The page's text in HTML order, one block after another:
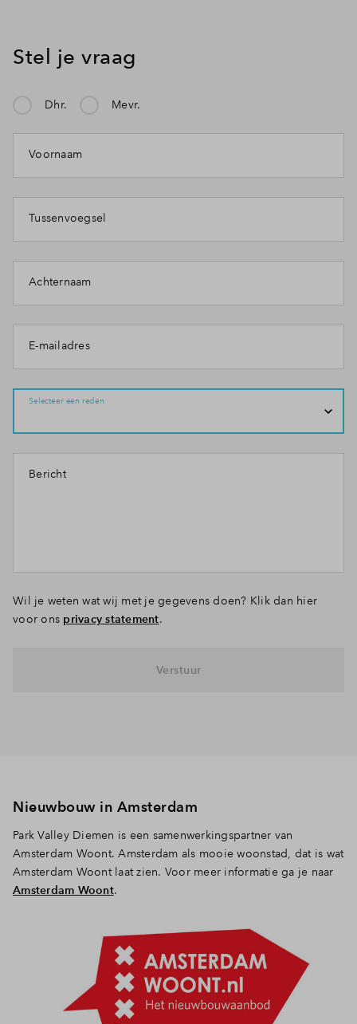
Stel je vraag
Dhr. Mevr.
Voornaam
Tussenvoegsel
Achternaam
E-mailadres
Selecteer een reden
Mijn klacht gaat over:
Bericht
Wil je weten wat wij met je gegevens doen? Klik dan hier
voor ons privacy statement.
Verstuur
Nieuwbouw in Amsterdam
Park Valley Diemen is een samenwerkingspartner van
Amsterdam Woont. Amsterdam als mooie woonstad, dat is wat
Amsterdam Woont laat zien. Voor meer informatie ga je naar
Amsterdam Woont.